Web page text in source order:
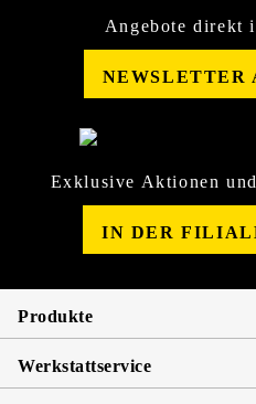
Angebote direkt
NEWSLETTER
Exklusive Aktionen
IN DER
Produkte
Werkstattservice